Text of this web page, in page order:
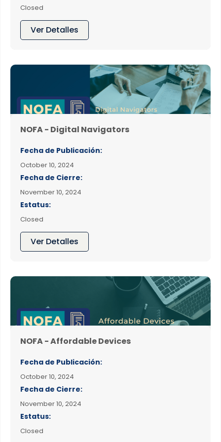
Closed
Ver Detalles
NOFA - Digital Navigators
Fecha de Publicación:
October 10, 2024
Fecha de Cierre:
November 10, 2024
Estatus:
Closed
Ver Detalles
NOFA - Affordable Devices
Fecha de Publicación:
October 10, 2024
Fecha de Cierre:
November 10, 2024
Estatus:
Closed